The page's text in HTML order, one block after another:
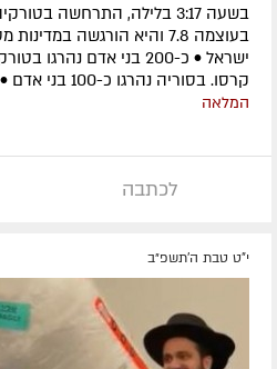
בשעה 3:17 בלילה, התרחשה
בעוצמה 7.8 והיא הורגשה
קרסו. בסוריה נהרגו כ-100 בני אדם • ל-COL נוד...
המלאה
לכתבה
י"ט טבת ה׳תשפ״ב